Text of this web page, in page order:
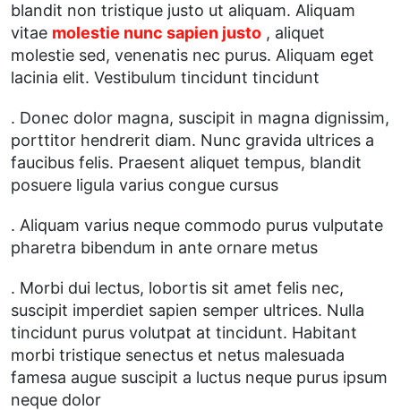
blandit non tristique justo ut aliquam. Aliquam
vitae molestie nunc sapien justo , aliquet
molestie sed, venenatis nec purus. Aliquam eget
lacinia elit. Vestibulum tincidunt tincidunt
. Donec dolor magna, suscipit in magna dignissim,
porttitor hendrerit diam. Nunc gravida ultrices a
faucibus felis. Praesent aliquet tempus, blandit
posuere ligula varius congue cursus
. Aliquam varius neque commodo purus vulputate
pharetra bibendum in ante ornare metus
. Morbi dui lectus, lobortis sit amet felis nec,
suscipit imperdiet sapien semper ultrices. Nulla
tincidunt purus volutpat at tincidunt. Habitant
morbi tristique senectus et netus malesuada
famesa augue suscipit a luctus neque purus ipsum
neque dolor